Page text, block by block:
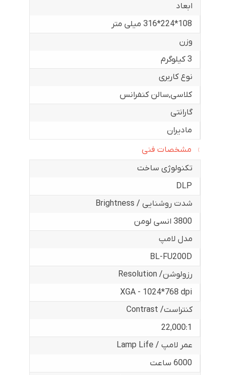
ابعاد
108*224*316 میلی متر
وزن
3 کیلوگرم
نوع کاربری
کلاسی,سالن کنفرانس
گارانتی
مادیران
مشخصات فنی
تکنولوژی ساخت
DLP
شدت روشنایی / Brightness
3800 انسی لومن
مدل لامپ
BL-FU200D
رزولوشن/ Resolution
XGA - 1024*768 dpi
کنتراست/ Contrast
22,000:1
عمر لامپ / Lamp Life
6000 ساعت